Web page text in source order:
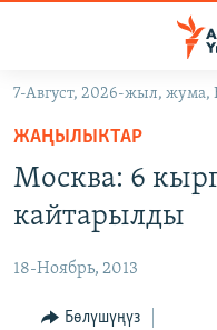
Навигацияга
өтүңүз
Издөөгө
салыңыз
ЭКОНОМИКА
МАДАНИЯТ
БОРБОР АЗИЯ
УКРАИНА
АТАЙЫН ИЛИКТӨӨ
ТВ ПРОГРАММАЛАР
7-Август, 2026-жыл, жума,
ЖАҢЫЛЫКТАР
Москва: 6
кайтарылды
18-Ноябрь, 2013
Бөлүшүңүз